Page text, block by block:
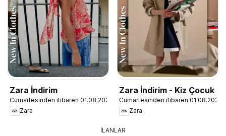
Zara İndirim
Cumartesinden itibaren 01.08.2026
Zara
Zara İndirim - Kiz Çocuk
Cumartesinden itibaren 01.08.2026
Zara
İLANLAR